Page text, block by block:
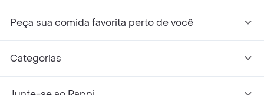
Peça sua comida favorita perto de você
Categorias